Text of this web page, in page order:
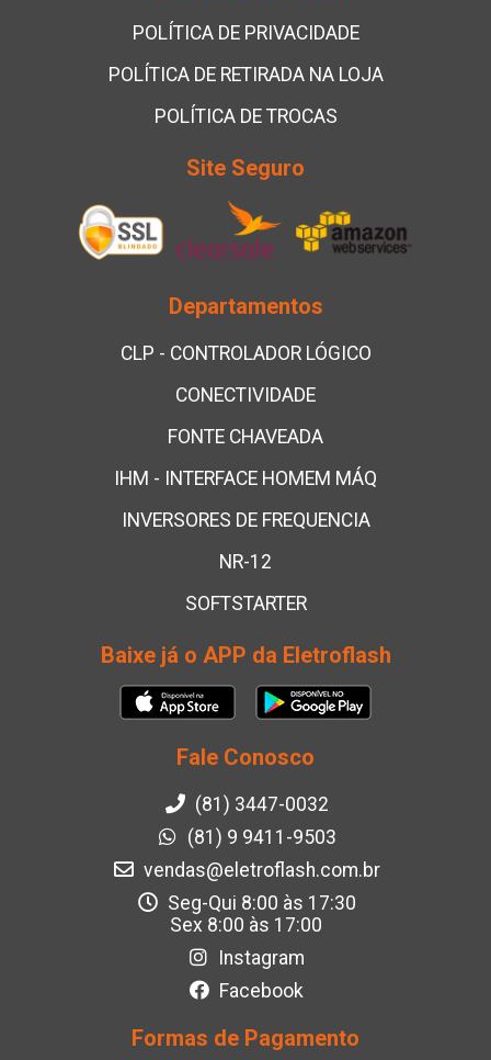
POLÍTICA DE PRIVACIDADE
POLÍTICA DE RETIRADA NA LOJA
POLÍTICA DE TROCAS
Site Seguro
Departamentos
CLP - CONTROLADOR LÓGICO
CONECTIVIDADE
FONTE CHAVEADA
IHM - INTERFACE HOMEM MÁQ
INVERSORES DE FREQUENCIA
NR-12
SOFTSTARTER
Baixe já o APP da Eletroflash
Fale Conosco
(81) 3447-0032
(81) 9 9411-9503
vendas@eletroflash.com.br
Seg-Qui 8:00 às 17:30
Sex 8:00 às 17:00
Instagram
Facebook
Formas de Pagamento